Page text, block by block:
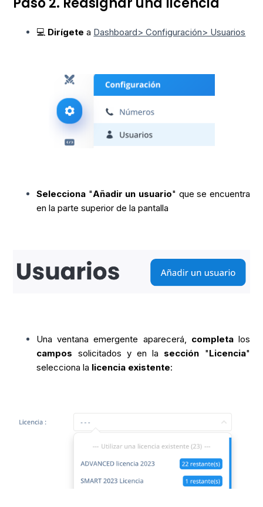
💻 Dirígete a Dashboard> Configuración> Usuarios
Selecciona "Añadir un usuario" que se encuentra
en la parte superior de la pantalla
Una ventana emergente aparecerá, completalos
campos solicitados y en la sección "Licencia"
selecciona la licencia existente: